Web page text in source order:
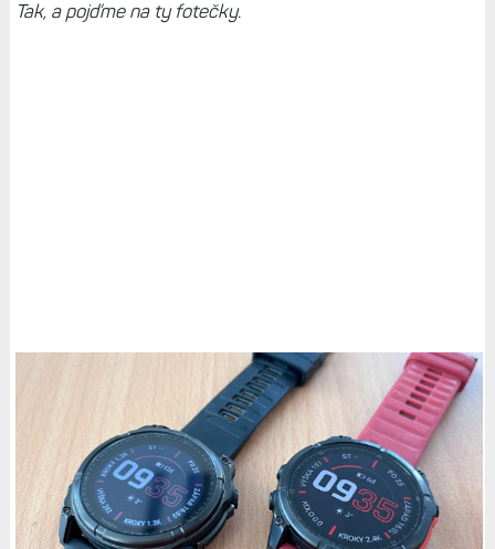
Tak, a pojďme na ty fotečky.